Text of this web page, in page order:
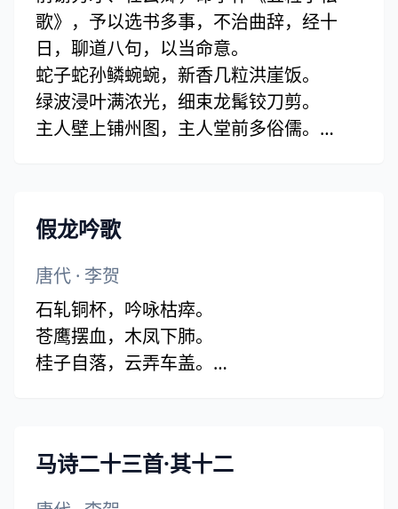
歌》，予以选书多事，不治曲辞，经十
日，聊道八句，以当命意。
蛇子蛇孙鳞蜿蜿，新香几粒洪崖饭。
绿波浸叶满浓光，细束龙髯铰刀剪。
主人壁上铺州图，主人堂前多俗儒。
假龙吟歌
唐代 · 李贺
石轧铜杯，吟咏枯瘁。
苍鹰摆血，木凤下肺。
桂子自落，云弄车盖。
莲花去国一千年，雨后闻腥犹带铁。
马诗二十三首·其十二